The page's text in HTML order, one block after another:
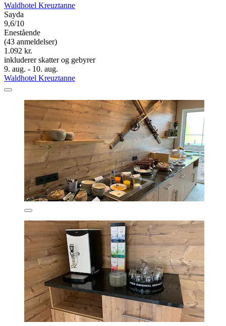
Waldhotel Kreuztanne
Sayda
9,6/10
Enestående
(43 anmeldelser)
1.092 kr.
inkluderer skatter og gebyrer
9. aug. - 10. aug.
Waldhotel Kreuztanne